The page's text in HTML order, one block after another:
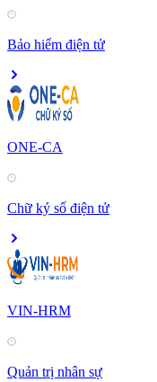
Bảo hiểm điện tử
ONE-CA
Chữ ký số điện tử
VIN-HRM
Quản trị nhân sự